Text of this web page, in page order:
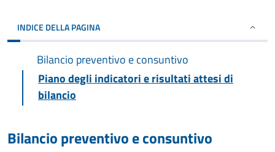
INDICE DELLA PAGINA
Bilancio preventivo e consuntivo
Piano degli indicatori e risultati attesi di
bilancio
Bilancio preventivo e consuntivo